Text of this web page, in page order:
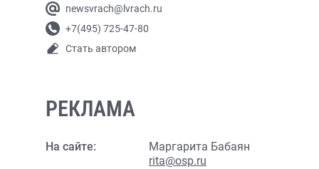
newsvrach@lvrach.ru
+7(495) 725-47-80
Стать автором
РЕКЛАМА
На сайте:
Маргарита Бабаян
rita@osp.ru